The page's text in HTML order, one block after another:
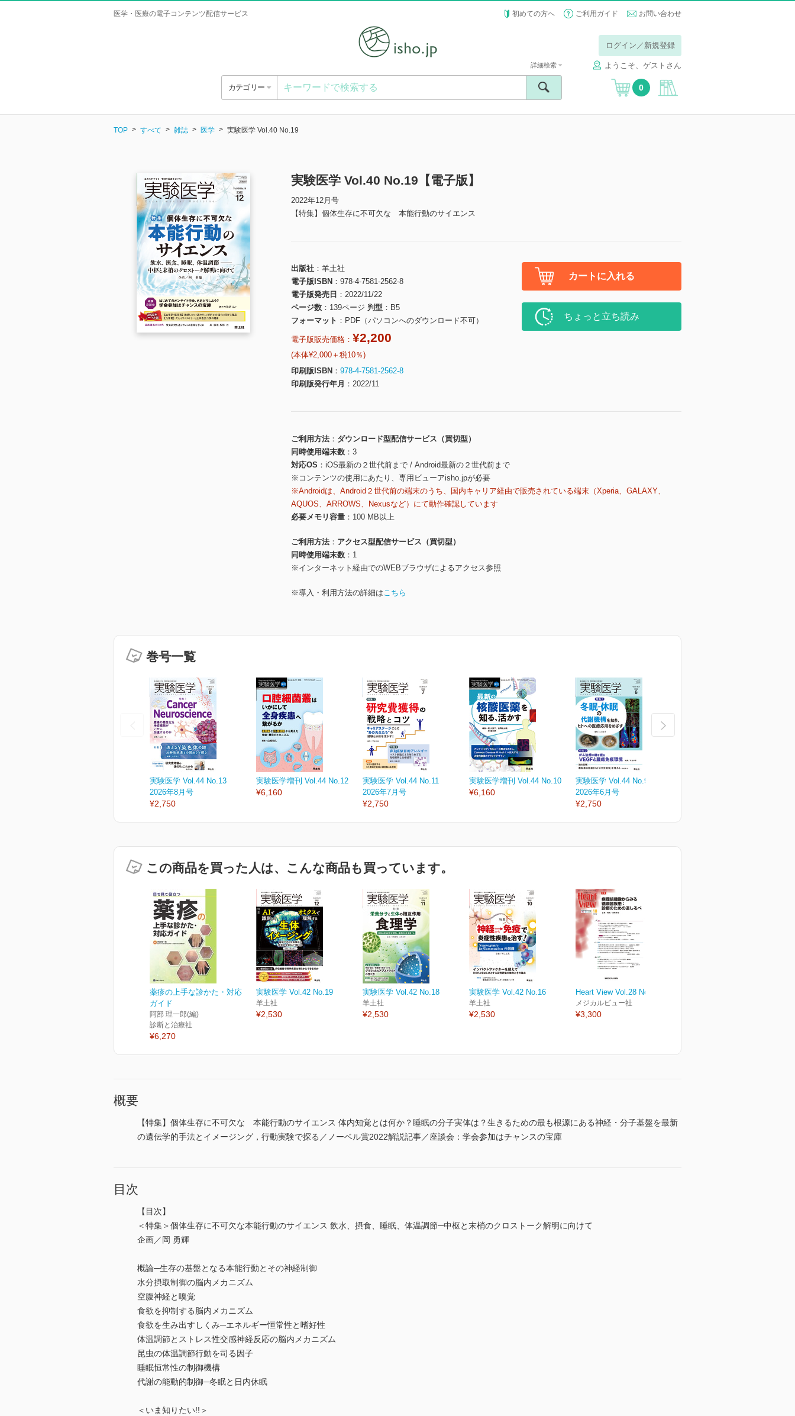
医学・医療の電子コンテンツ配信サービス 初めての方へ ご利用ガイド お問い合わせ
ログイン／新規登録
ようこそ、ゲストさん
カテゴリー
詳細検索
0
TOP すべて 雑誌 医学 実験医学 Vol.40 No.19
実験医学 Vol.40 No.19【電子版】
2022年12月号
【特集】個体生存に不可欠な 本能行動のサイエンス
出版社
羊土社
電子版ISBN
978-4-7581-2562-8
電子版発売日
2022/11/22
ページ数
139ページ 判型
B5
フォーマット
PDF（パソコンへのダウンロード不可）
電子版販売価格： ¥2,200
(本体¥2,000＋税10％)
印刷版ISBN
978-4-7581-2562-8
印刷版発行年月
2022/11
カートに入れる
ちょっと立ち読み
ご利用方法
ダウンロード型配信サービス（買切型）
同時使用端末数
3
対応OS
iOS最新の２世代前まで / Android最新の２世代前まで
※コンテンツの使用にあたり、専用ビューアisho.jpが必要
※Androidは、Android２世代前の端末のうち、国内キャリア経由で販売されている端末（Xperia、GALAXY、
AQUOS、ARROWS、Nexusなど）にて動作確認しています
必要メモリ容量
100 MB以上
ご利用方法
アクセス型配信サービス（買切型）
同時使用端末数
1
※インターネット経由でのWEBブラウザによるアクセス参照
※導入・利用方法の詳細はこちら
巻号一覧
実験医学 Vol.44 No.13
2026年8月号
¥2,750
実験医学増刊 Vol.44 No.12
¥6,160
実験医学 Vol.44 No.11
2026年7月号
¥2,750
実験医学増刊 Vol.44 No.10
¥6,160
実験医学 Vol.44 No.9
2026年6月号
¥2,750
この商品を買った人は、こんな商品も買っています。
薬疹の上手な診かた・対応
ガイド
阿部 理一郎(編)
診断と治療社
¥6,270
実験医学 Vol.42 No.19
羊土社
¥2,530
実験医学 Vol.42 No.18
羊土社
¥2,530
実験医学 Vol.42 No.16
羊土社
¥2,530
Heart View Vol.28 No.10
メジカルビュー社
¥3,300
概要
【特集】個体生存に不可欠な 本能行動のサイエンス 体内知覚とは何か？睡眠の分子実体は？生きるための最も根源にある神経・分子基盤を最新
の遺伝学的手法とイメージング，行動実験で探る／ノーベル賞2022解説記事／座談会：学会参加はチャンスの宝庫
目次
【目次】
＜特集＞個体生存に不可欠な本能行動のサイエンス 飲水、摂食、睡眠、体温調節─中枢と末梢のクロストーク解明に向けて
企画／岡 勇輝
概論─生存の基盤となる本能行動とその神経制御
水分摂取制御の脳内メカニズム
空腹神経と嗅覚
食欲を抑制する脳内メカニズム
食欲を生み出すしくみ─エネルギー恒常性と嗜好性
体温調節とストレス性交感神経反応の脳内メカニズム
昆虫の体温調節行動を司る因子
睡眠恒常性の制御機構
代謝の能動的制御─冬眠と日内休眠
＜いま知りたい!!＞